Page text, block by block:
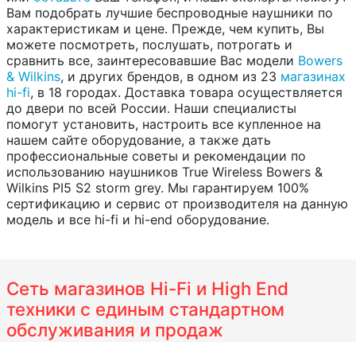
Вам подобрать лучшие беспроводные наушники по
характеристикам и цене. Прежде, чем купить, Вы
можете посмотреть, послушать, потрогать и
сравнить все, заинтересовавшие Вас модели Bowers
& Wilkins, и других брендов, в одном из 23 магазинах
hi-fi, в 18 городах. Доставка товара осуществляется
до двери по всей России. Наши специалисты
помогут установить, настроить все купленное на
нашем сайте оборудование, а также дать
профессиональные советы и рекомендации по
использованию наушников True Wireless Bowers &
Wilkins PI5 S2 storm grey. Мы гарантируем 100%
сертификацию и сервис от производителя на данную
модель и все hi-fi и hi-end оборудование.
Сеть магазинов Hi-Fi и High End
техники с единым стандартном
обслуживания и продаж